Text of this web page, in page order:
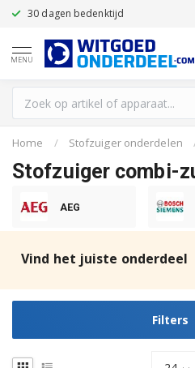
30 dagen bedenktijd
MENU
Home / Stofzuiger onderdelen
Stofzuiger combi-
AEG
Vind het juiste onderdeel
Filters